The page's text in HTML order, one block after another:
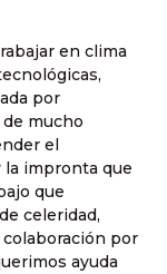
en clima
por
mucho
el
impronta que
que
celeridad,
por
ayuda